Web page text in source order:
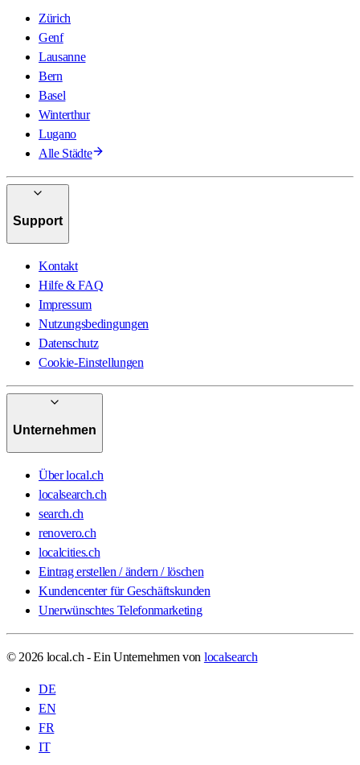
Zürich
Genf
Lausanne
Bern
Basel
Winterthur
Lugano
Alle Städte
Support
Kontakt
Hilfe & FAQ
Impressum
Nutzungsbedingungen
Datenschutz
Cookie-Einstellungen
Unternehmen
Über local.ch
localsearch.ch
search.ch
renovero.ch
localcities.ch
Eintrag erstellen / ändern / löschen
Kundencenter für Geschäftskunden
Unerwünschtes Telefonmarketing
© 2026 local.ch - Ein Unternehmen von localsearch
DE
EN
FR
IT